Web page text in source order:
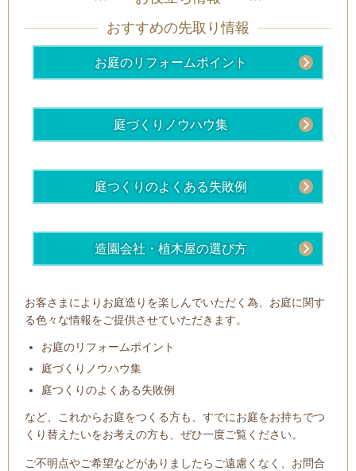
おすすめの先取り情報
お庭のリフォームポイント
庭づくりノウハウ集
庭つくりのよくある失敗例
造園会社・植木屋の選び方
お客さまによりお庭造りを楽しんでいただく為、お庭に関す
る色々な情報をご提供させていただきます。
お庭のリフォームポイント
庭づくりノウハウ集
庭つくりのよくある失敗例
など、これからお庭をつくる方も、すでにお庭をお持ちでつ
くり替えたいをお考えの方も、ぜひ一度ご覧ください。
ご不明点やご希望などがありましたらご遠慮くなく、お問合